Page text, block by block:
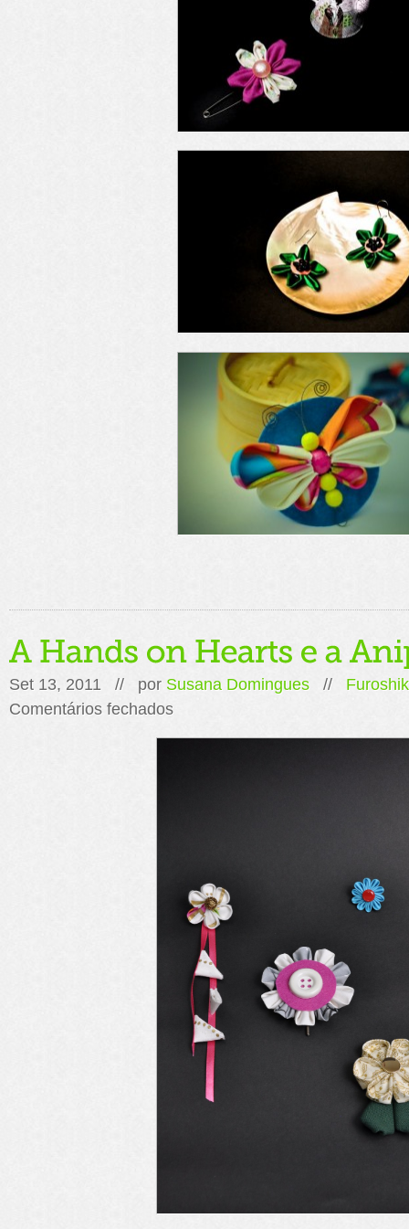
Set 13, 2011 // por Susana Domingues //
Comentários fechados